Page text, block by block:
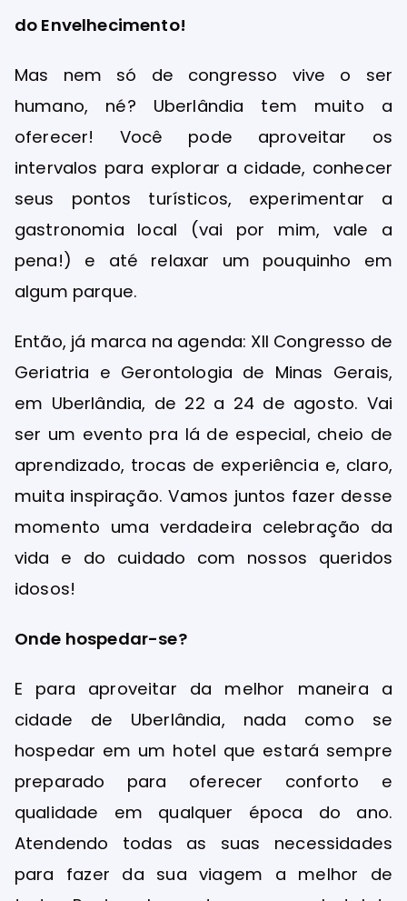
do Envelhecimento!
Mas nem só de congresso vive o ser
humano, né? Uberlândia tem muito a
oferecer! Você pode aproveitar os
intervalos para explorar a cidade, conhecer
seus pontos turísticos, experimentar a
gastronomia local (vai por mim, vale a
pena!) e até relaxar um pouquinho em
algum parque.
Então, já marca na agenda: XII Congresso de
Geriatria e Gerontologia de Minas Gerais,
em Uberlândia, de 22 a 24 de agosto. Vai
ser um evento pra lá de especial, cheio de
aprendizado, trocas de experiência e, claro,
muita inspiração. Vamos juntos fazer desse
momento uma verdadeira celebração da
vida e do cuidado com nossos queridos
idosos!
Onde hospedar-se?
E para aproveitar da melhor maneira a
cidade de Uberlândia, nada como se
hospedar em um hotel que estará sempre
preparado para oferecer conforto e
qualidade em qualquer época do ano.
Atendendo todas as suas necessidades
para fazer da sua viagem a melhor de